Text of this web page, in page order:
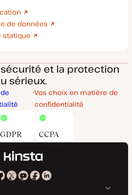
de données
statique
et la protection
sérieux.
Vos choix en matière de
confidentialité
GDPR CCPA
KinstaKinsta
KinstaKinsta